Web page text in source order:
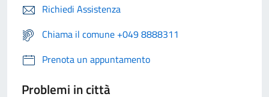
Richiedi Assistenza
Chiama il comune +049 8888311
Prenota un appuntamento
Problemi in città